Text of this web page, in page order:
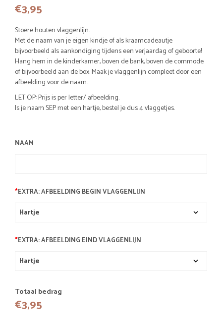
€3,95
Stoere houten vlaggenlijn.
Met de naam van je eigen kindje of als kraamcadeautje
bijvoorbeeld als aankondiging tijdens een verjaardag of geboorte!
Hang hem in de kinderkamer, boven de bank, boven de commode
of bijvoorbeeld aan de box. Maak je vlaggenlijn compleet door een
afbeelding voor de naam.
LET OP: Prijs is per letter/ afbeelding.
Is je naam SEP met een hartje, bestel je dus 4 vlaggetjes.
NAAM
*EXTRA: AFBEELDING BEGIN VLAGGENLIJN
*EXTRA: AFBEELDING EIND VLAGGENLIJN
Totaal bedrag
€3,95